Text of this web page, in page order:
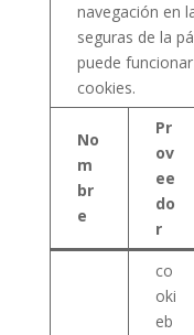
navegación en
seguras de la
puede
cookies.
No
m
br
e
Pr
ov
ee
do
r
co
oki
eb